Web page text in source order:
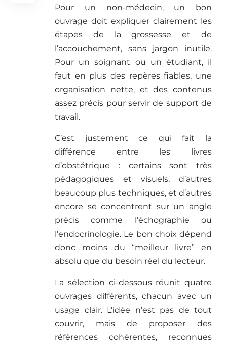
Pour un non-médecin, un bon
ouvrage doit expliquer clairement les
étapes de la grossesse et de
l’accouchement, sans jargon inutile.
Pour un soignant ou un étudiant, il
faut en plus des repères fiables, une
organisation nette, et des contenus
assez précis pour servir de support de
travail.
C’est justement ce qui fait la
différence entre les livres
d’obstétrique : certains sont très
pédagogiques et visuels, d’autres
beaucoup plus techniques, et d’autres
encore se concentrent sur un angle
précis comme l’échographie ou
l’endocrinologie. Le bon choix dépend
donc moins du “meilleur livre” en
absolu que du besoin réel du lecteur.
La sélection ci-dessous réunit quatre
ouvrages différents, chacun avec un
usage clair. L’idée n’est pas de tout
couvrir, mais de proposer des
références cohérentes, reconnues